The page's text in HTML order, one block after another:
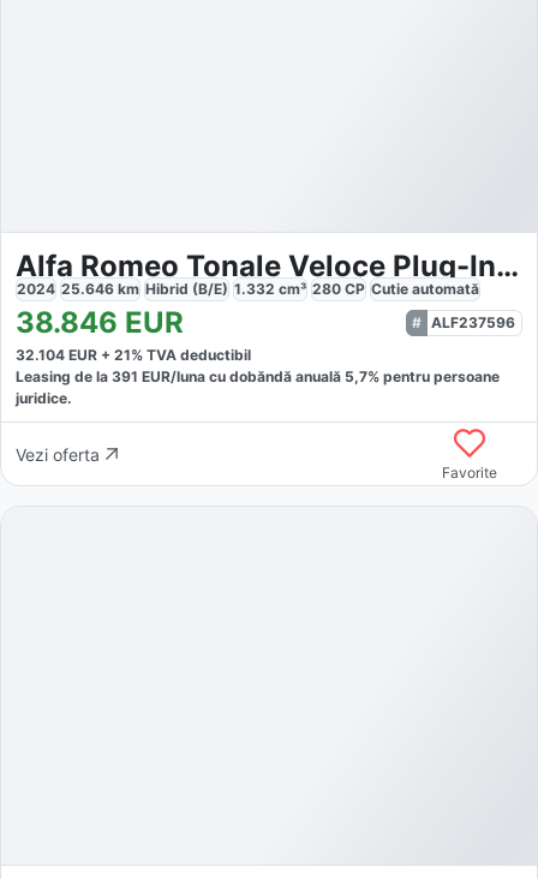
Alfa Romeo Tonale Veloce Plug-In-Hybrid AWD
2024 25.646 km Hibrid (B/E) 1.332 cm³ 280 CP Cutie automată
38.846 EUR
ALF237596
32.104 EUR + 21% TVA deductibil
Leasing de la 391 EUR/luna cu dobăndă anuală 5,7% pentru persoane
juridice.
Vezi oferta
Favorite